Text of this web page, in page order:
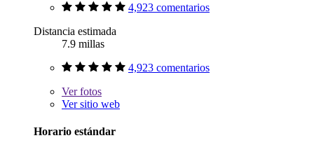
4,923 comentarios
Distancia estimada
7.9 millas
4,923 comentarios
Verfotos
Ver sitio web
Horario estándar